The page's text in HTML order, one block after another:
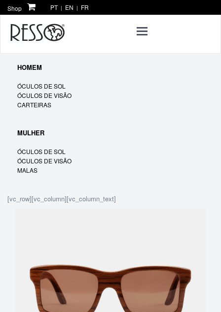
Shop PT| EN | FR
HOMEM
ÓCULOS DE SOL
ÓCULOS DE VISÃO
CARTEIRAS
MULHER
ÓCULOS DE SOL
ÓCULOS DE VISÃO
MALAS
[vc_row][vc_column][vc_column_text]